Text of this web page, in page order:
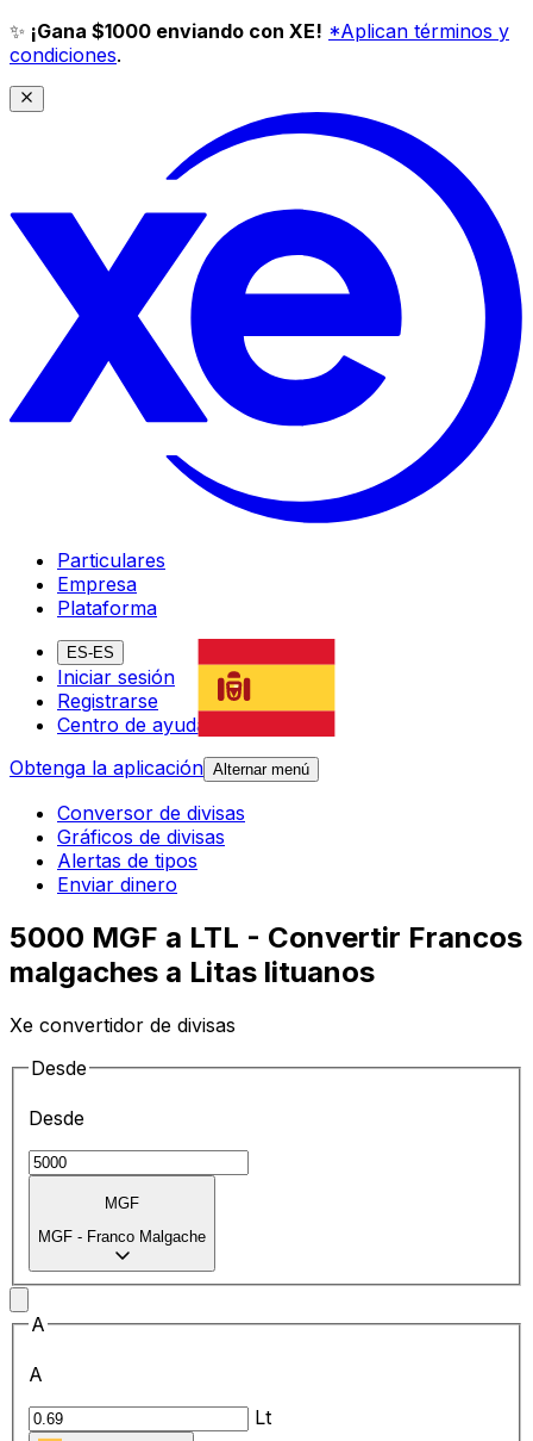
✨ ¡Gana $1000 enviando con XE! *Aplican términos y
condiciones.
Particulares
Empresa
Plataforma
ES-ES
Iniciar sesión
Registrarse
Centro de ayuda
Obtenga la aplicación Alternar menú
Conversor de divisas
Gráficos de divisas
Alertas de tipos
Enviar dinero
5000 MGF a LTL - Convertir Francos
malgaches a Litas lituanos
Xe convertidor de divisas
Desde
Desde
MGF
MGF - Franco Malgache
A
A
Lt